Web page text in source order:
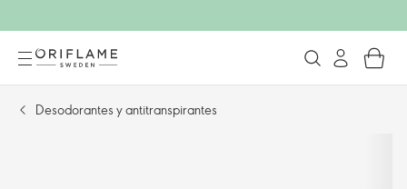
Desodorantes y antitranspirantes